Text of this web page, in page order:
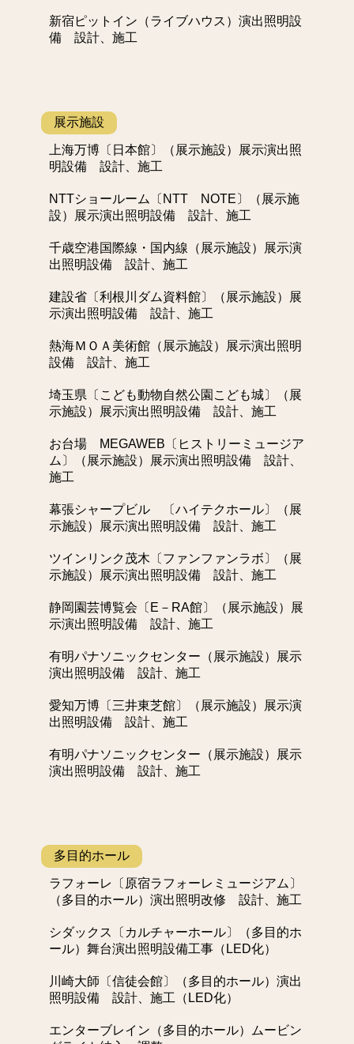
新宿ピットイン（ライブハウス）演出照明設
備 設計、施工
展示施設
上海万博〔日本館〕（展示施設）展示演出照
明設備 設計、施工
NTTショールーム〔NTT NOTE〕（展示施
設）展示演出照明設備 設計、施工
千歳空港国際線・国内線（展示施設）展示演
出照明設備 設計、施工
建設省〔利根川ダム資料館〕（展示施設）展
示演出照明設備 設計、施工
熱海ＭＯＡ美術館（展示施設）展示演出照明
設備 設計、施工
埼玉県〔こども動物自然公園こども城〕（展
示施設）展示演出照明設備 設計、施工
お台場 MEGAWEB〔ヒストリーミュージア
ム〕（展示施設）展示演出照明設備 設計、
施工
幕張シャープビル 〔ハイテクホール〕（展
示施設）展示演出照明設備 設計、施工
ツインリンク茂木〔ファンファンラボ〕（展
示施設）展示演出照明設備 設計、施工
静岡園芸博覧会〔E－RA館〕（展示施設）展
示演出照明設備 設計、施工
有明パナソニックセンター（展示施設）展示
演出照明設備 設計、施工
愛知万博〔三井東芝館〕（展示施設）展示演
出照明設備 設計、施工
有明パナソニックセンター（展示施設）展示
演出照明設備 設計、施工
多目的ホール
ラフォーレ〔原宿ラフォーレミュージアム〕
（多目的ホール）演出照明改修 設計、施工
シダックス〔カルチャーホール〕（多目的ホ
ール）舞台演出照明設備工事（LED化）
川崎大師〔信徒会館〕（多目的ホール）演出
照明設備 設計、施工（LED化）
エンターブレイン（多目的ホール）ムービン